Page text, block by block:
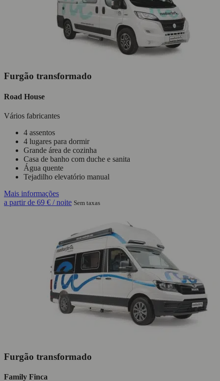
Furgão transformado
Road House
Vários fabricantes
4 assentos
4 lugares para dormir
Grande área de cozinha
Casa de banho com duche e sanita
Água quente
Tejadilho elevatório manual
Mais informações
a partir de 69 € / noite Sem taxas
Furgão transformado
Family Finca